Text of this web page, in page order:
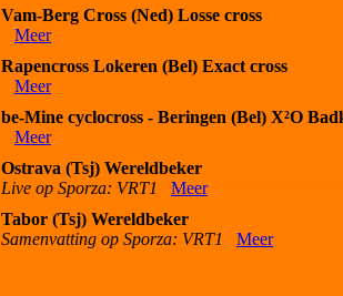
Vam-Berg Cross (Ned) Losse cross
Meer
Rapencross Lokeren (Bel) Exact cross
Meer
be-Mine cyclocross - Beringen (Bel) X²O
Meer
Ostrava (Tsj) Wereldbeker
Live op Sporza: VRT1
Meer
Tabor (Tsj) Wereldbeker
Samenvatting op Sporza: VRT1
Meer